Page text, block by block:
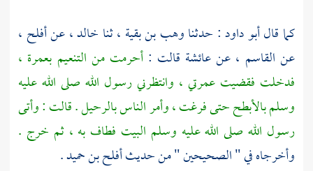
كما قالأبو داود: حدثناوهب بن بقية ، ثنا خالد، عنأفلح ،
عن القاسم ، عنعائشة قالت :أحرمت من التنعيم بعمرة ،
فدخلت فقضيت عمرتي ، وانتظرني رسول الله صلى الله عليه
وسلمبالأبطححتى فرغت ، وأمر الناس بالرحيل . قالت : وأتى
رسول الله صلى الله عليه وسلم البيت فطاف به ، ثم خرج .
وأخرجاه في " الصحيحين " من حديثأفلح بن حميد.